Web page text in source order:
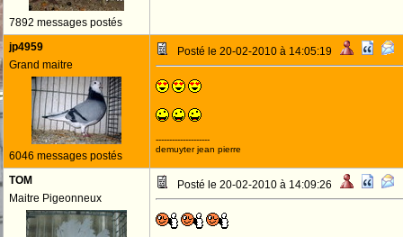
7892 messages postés
jp4959
Grand maitre
6046 messages postés
Posté le 20-02-2010 à 14:05:19
--------------------
demuyter jean pierre
TOM
Maitre Pigeonneux
Posté le 20-02-2010 à 14:09:26